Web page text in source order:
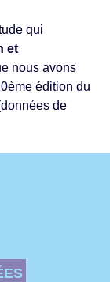
qui
et
nous avons
édition du
de